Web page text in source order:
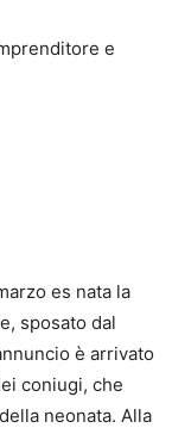
e
es nata la
sposato dal
è arrivato
coniugi, che
neonata. Alla